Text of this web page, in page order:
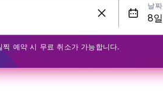
날짜
예약 시 무료 취소가 가능합니다.